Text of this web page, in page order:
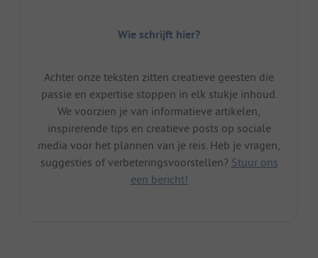
Wie schrijft hier?
Achter onze teksten zitten creatieve geesten die
passie en expertise stoppen in elk stukje inhoud.
We voorzien je van informatieve artikelen,
inspirerende tips en creatieve posts op sociale
media voor het plannen van je reis. Heb je vragen,
suggesties of verbeteringsvoorstellen? Stuur ons
een bericht!